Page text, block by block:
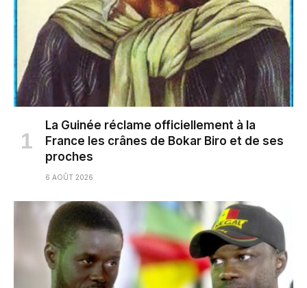
La Guinée réclame officiellement à la
France les crânes de Bokar Biro et de ses
proches
6 AOÛT 2026